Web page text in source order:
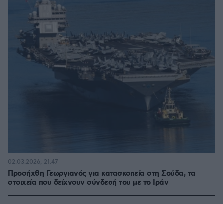
Προσήχθη Γεωργιανός για κατασκοπεία στη Σούδα, τα
στοιχεία που δείχνουν σύνδεσή του με το Ιράν
02.03.2026, 21:47